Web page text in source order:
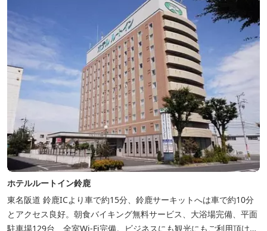
ホテルルートイン鈴鹿
東名阪道 鈴鹿ICより車で約15分、鈴鹿サーキットへは車で約10分
とアクセス良好。朝食バイキング無料サービス、大浴場完備、平面
駐車場129台、全室Wi-Fi完備。ビジネスにも観光にもご利用頂ける